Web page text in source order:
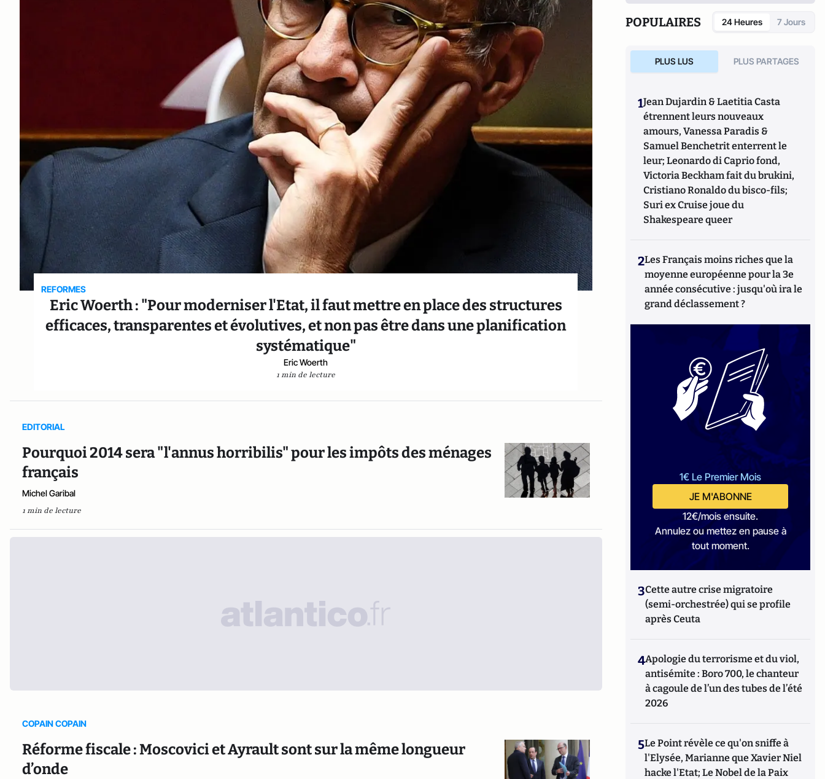
REFORMES
Eric Woerth : "Pour moderniser l'Etat, il faut mettre en place des structures
efficaces, transparentes et évolutives, et non pas être dans une planification
systématique"
Eric Woerth
1 min de lecture
EDITORIAL
Pourquoi 2014 sera "l'annus horribilis" pour les impôts des ménages
français
Michel Garibal
1 min de lecture
COPAIN COPAIN
Réforme fiscale : Moscovici et Ayrault sont sur la même longueur
d’onde
POPULAIRES 24 Heures 7 Jours
PLUS LUS PLUS PARTAGES
1Jean Dujardin & Laetitia Casta
étrennent leurs nouveaux
amours, Vanessa Paradis &
Samuel Benchetrit enterrent le
leur; Leonardo di Caprio fond,
Victoria Beckham fait du brukini,
Cristiano Ronaldo du bisco-fils;
Suri ex Cruise joue du
Shakespeare queer
2Les Français moins riches que la
moyenne européenne pour la 3e
année consécutive : jusqu'où ira le
grand déclassement ?
1€ Le Premier Mois
JE M'ABONNE
12€/mois ensuite.
Annulez ou mettez en pause à
tout moment.
3Cette autre crise migratoire
(semi-orchestrée) qui se profile
après Ceuta
4Apologie du terrorisme et du viol,
antisémite : Boro 700, le chanteur
à cagoule de l’un des tubes de l’été
2026
5Le Point révèle ce qu'on sniffe à
l'Elysée, Marianne que Xavier Niel
hacke l'Etat; Le Nobel de la Paix